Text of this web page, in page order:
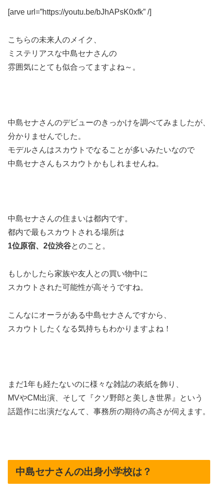
[arve url=”https://youtu.be/bJhAPsK0xfk” /]
こちらの未来人のメイク、
ミステリアスな中島セナさんの
雰囲気にとても似合ってますよね～。
中島セナさんのデビューのきっかけを調べてみましたが、
分かりませんでした。
モデルさんはスカウトでなることが多いみたいなので
中島セナさんもスカウトかもしれませんね。
中島セナさんの住まいは都内です。
都内で最もスカウトされる場所は
1位原宿、2位渋谷とのこと。
もしかしたら家族や友人との買い物中に
スカウトされた可能性が高そうですね。
こんなにオーラがある中島セナさんですから、
スカウトしたくなる気持ちもわかりますよね！
まだ1年も経たないのに様々な雑誌の表紙を飾り、
MVやCM出演、そして『クソ野郎と美しき世界』という
話題作に出演だなんて、事務所の期待の高さが伺えます。
中島セナさんの出身小学校は？